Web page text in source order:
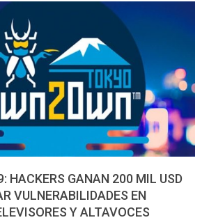
HACKERS GANAN 200 MIL USD
VULNERABILIDADES EN
Y ALTAVOCES